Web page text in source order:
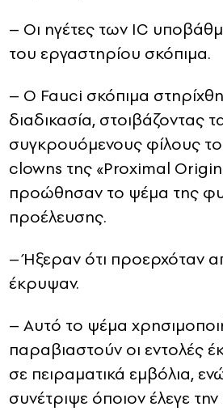
– Οι ηγέτες των IC
του εργαστηρίου σκόπιμα.
– Ο Fauci σκόπιμα
διαδικασία, στοιβάζοντας
συγκρουόμενους φίλους
clowns της «Proximal
προώθησαν το ψέμα της
προέλευσης.
– Ήξεραν ότι προερχόταν
έκρυψαν.
– Αυτό το ψέμα
παραβιαστούν οι εντολές
σε πειραματικά εμβόλια,
συνέτριψε όποιον έλεγε την